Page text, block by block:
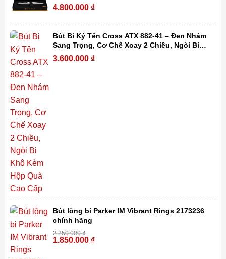
Quà Cao Cấp
4.800.000 ₫
Bút Bi Ký Tên Cross ATX 882-41 – Đen Nhám
Sang Trọng, Cơ Chế Xoay 2 Chiều, Ngòi Bi
Khô Kèm Hộp Quà Cao Cấp
3.600.000 ₫
Bút lông bi Parker IM Vibrant Rings 2173236
chính hãng
2.250.000₫
1.850.000 ₫